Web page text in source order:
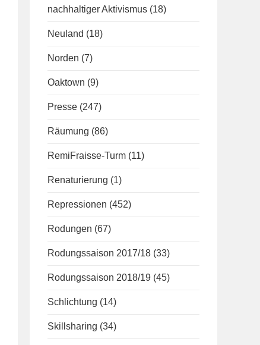
nachhaltiger Aktivismus (18)
Neuland (18)
Norden (7)
Oaktown (9)
Presse (247)
Räumung (86)
RemiFraisse-Turm (11)
Renaturierung (1)
Repressionen (452)
Rodungen (67)
Rodungssaison 2017/18 (33)
Rodungssaison 2018/19 (45)
Schlichtung (14)
Skillsharing (34)